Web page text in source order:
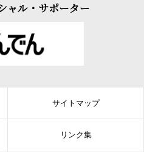
ャル・サポーター
サイトマップ
リンク集